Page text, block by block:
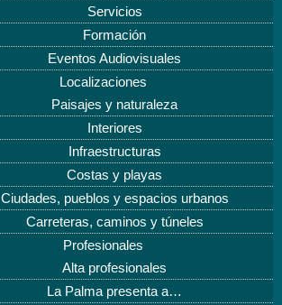
Servicios
Formación
Eventos Audiovisuales
Localizaciones
Paisajes y naturaleza
Interiores
Infraestructuras
Costas y playas
Ciudades, pueblos y espacios urbanos
Carreteras, caminos y túneles
Profesionales
Alta profesionales
La Palma presenta a…